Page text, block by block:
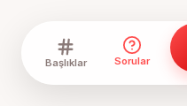
Başlıklar Sorular